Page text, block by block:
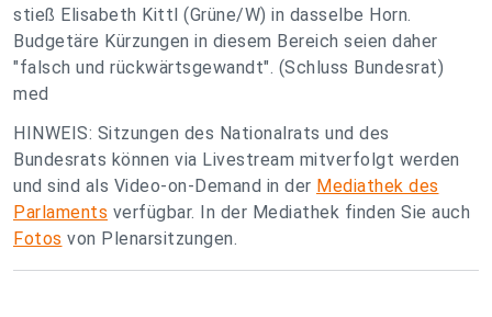
stieß Elisabeth Kittl (Grüne/W) in dasselbe Horn.
Budgetäre Kürzungen in diesem Bereich seien daher
"falsch und rückwärtsgewandt". (Schluss Bundesrat)
med
HINWEIS: Sitzungen des Nationalrats und des
Bundesrats können via Livestream mitverfolgt werden
und sind als Video-on-Demand in der Mediathek des
Parlaments verfügbar. In der Mediathek finden Sie auch
Fotos von Plenarsitzungen.